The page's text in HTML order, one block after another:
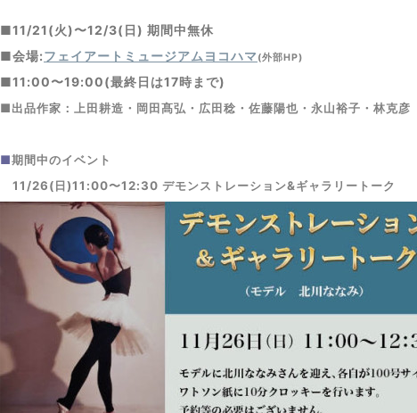
■11/21(火)〜12/3(日) 期間中無休
■会場:フェイアートミュージアムヨコハマ (外部HP)
■11:00〜19:00(最終日は17時まで)
■出品作家：上田耕造・岡田髙弘・広田稔・佐藤陽也・永山裕子・林克彦
■期間中のイベント
11/26(日)11:00〜12:30 デモンストレーション&ギャラリートーク